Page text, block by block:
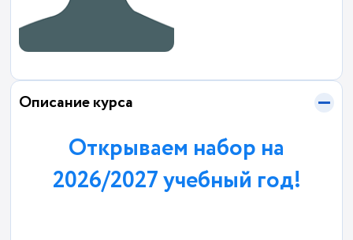
Описание курса
Открываем набор на
2026/2027 учебный год!